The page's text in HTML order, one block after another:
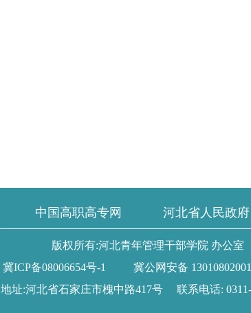
中国高职高专网 河北省人民政府
版权所有:河北青年管理干部学院 办公室
冀ICP备08006654号-1
冀公网安备
地址:河北省石家庄市槐中路417号
联系电话: